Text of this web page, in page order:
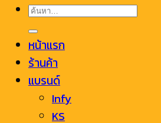
ค้นหา:
หน้าแรก
ร้านค้า
แบรนด์
Infy
KS